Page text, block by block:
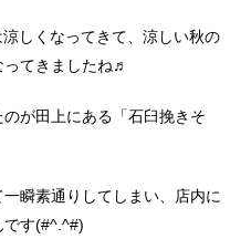
しくなってきて、涼しい秋の
てきましたね♬
が田上にある「石臼挽きそ
瞬素通りしてしまい、店内に
です(#^.^#)